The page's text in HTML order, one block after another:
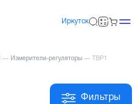
Иркутск
— Измерители-регуляторы — ТВР1
Фильтры